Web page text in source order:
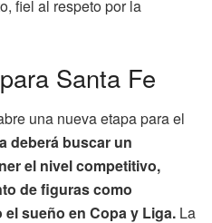
fiel al respeto por la
Santa Fe
una nueva etapa para el
deberá buscar un
el nivel competitivo,
de figuras como
sueño en Copa y Liga. La